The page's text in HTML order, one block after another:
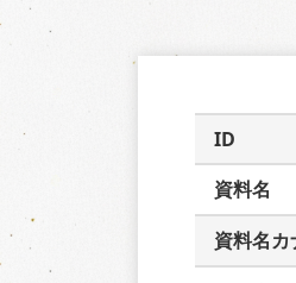
ID
資料名
資料名カ